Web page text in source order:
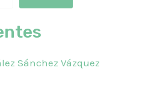
Sánchez Vázquez